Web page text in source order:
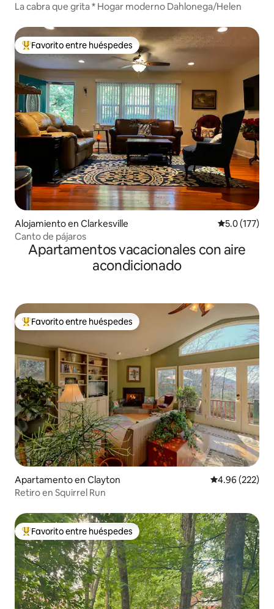
La cabra que grita * Hogar moderno Dahlonega/Helen
Favorito entre huéspedes preferido
Favorito entre huéspedes
Alojamiento en Clarkesville Calificación
5.0 (177)
Canto de pájaros
Apartamentos vacacionales con aire
acondicionado
Favorito entre huéspedes preferido
Favorito entre huéspedes
Apartamento en Clayton Calificación
4.96 (222)
Retiro en Squirrel Run
Favorito entre huéspedes preferido
Favorito entre huéspedes